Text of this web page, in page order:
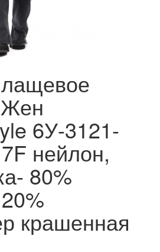
6У-3121-
нейлон,
80%
крашенная